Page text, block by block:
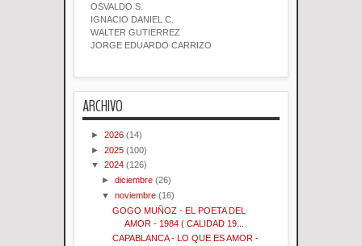
OSVALDO S.
IGNACIO DANIEL C.
WALTER GUTIERREZ
JORGE EDUARDO CARRIZO
ARCHIVO
► 2026 (14)
► 2025 (100)
▼ 2024 (126)
►diciembre (26)
▼noviembre (16)
GOGO MUÑOZ - EL POETA DEL
AMOR - 1984 ( CALIDAD 19...
CAPABLANCA - LO QUE ES AMOR -